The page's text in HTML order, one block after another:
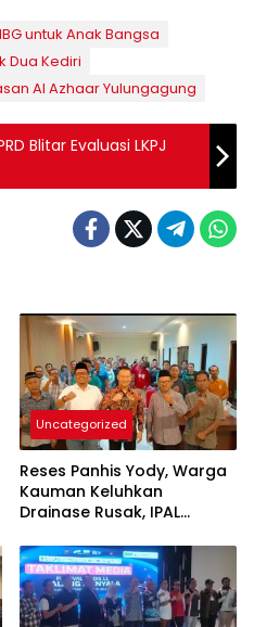
untuk Anak Bangsa
Dua Kediri
Al Azhaar Yulungagung
Blitar Evaluasi LKPJ
Uncategorized
Reses Panhis Yody, Warga
Kauman Keluhkan
Drainase Rusak, IPAL